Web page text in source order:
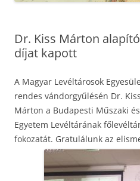
Dr. Kiss Márton
díjat kapott
A Magyar Levéltárosok
rendes vándorgyűlésén Dr. Kiss
Márton a Budapesti Műszaki
Egyetem Levéltárának
fokozatát. Gratulálunk az